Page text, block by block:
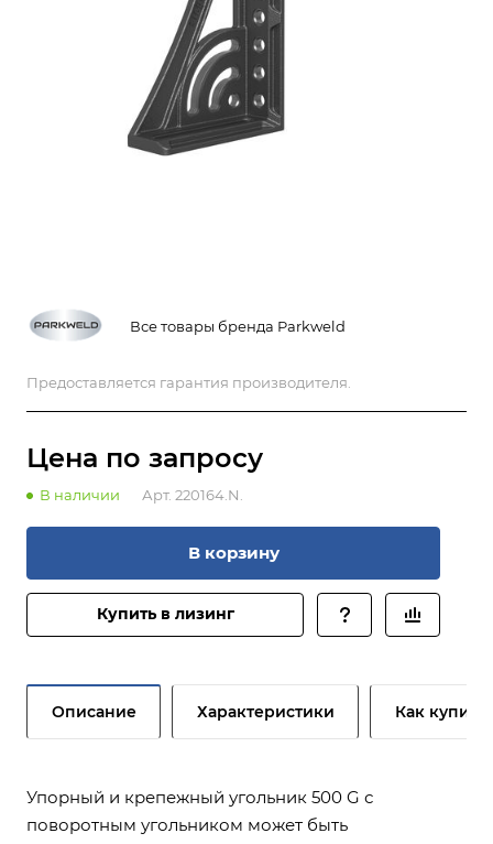
Все товары бренда Parkweld
Предоставляется гарантия производителя.
Цена по запросу
В наличии Арт. 220164.N.
В корзину
Купить в лизинг
Описание Характеристики Как купить
Упорный и крепежный угольник 500 G с
поворотным угольником может быть